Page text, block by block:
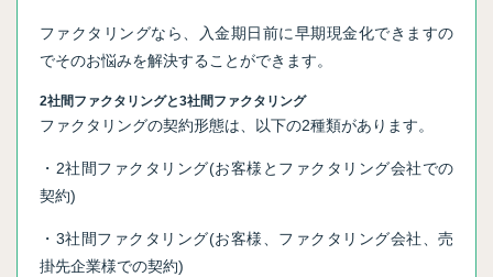
ファクタリングなら、入金期日前に早期現金化できますの
でそのお悩みを解決することができます。
2社間ファクタリングと3社間ファクタリング
ファクタリングの契約形態は、以下の2種類があります。
・2社間ファクタリング(お客様とファクタリング会社での
契約)
・3社間ファクタリング(お客様、ファクタリング会社、売
掛先企業様での契約)